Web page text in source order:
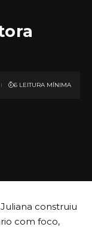
6 LEITURA MÍNIMA
construiu
com foco,